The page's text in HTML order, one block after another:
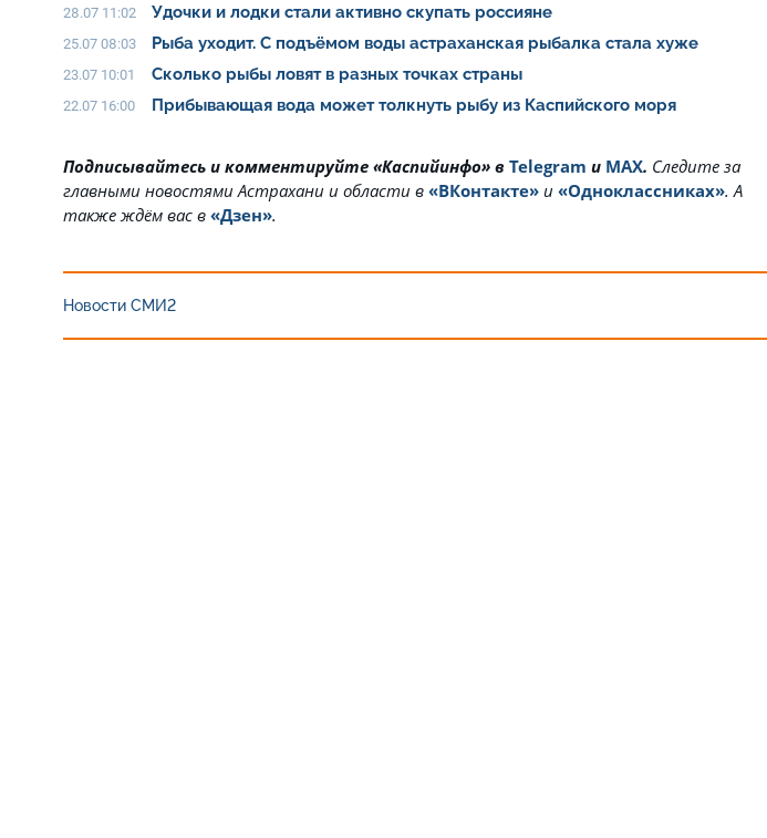
28.07 11:02 Удочки и лодки стали активно скупать россияне
25.07 08:03 Рыба уходит. С подъёмом воды астраханская рыбалка стала хуже
23.07 10:01 Сколько рыбы ловят в разных точках страны
22.07 16:00 Прибывающая вода может толкнуть рыбу из Каспийского моря
Подписывайтесь и комментируйте «Каспийинфо» в Telegram и MAX. Cледите за
главными новостями Астрахани и области в «ВКонтакте» и «Одноклассниках». А
также ждём вас в «Дзен».
Новости СМИ2